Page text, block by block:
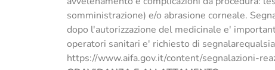
somministrazione) e/o abrasione corneale.
dopo l'autorizzazione del medicinale e'
operatori sanitari e' richiesto di
https://www.aifa.gov.it/content/segnalazioni-